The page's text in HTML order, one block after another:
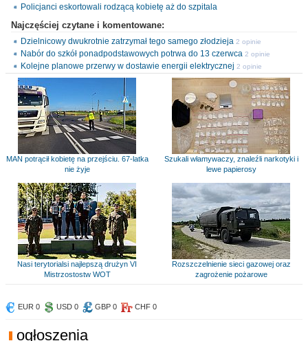
Policjanci eskortowali rodzącą kobietę aż do szpitala
Najczęściej czytane i komentowane:
Dzielnicowy dwukrotnie zatrzymał tego samego złodzieja 2 opinie
Nabór do szkół ponadpodstawowych potrwa do 13 czerwca 2 opinie
Kolejne planowe przerwy w dostawie energii elektrycznej 2 opinie
MAN potrącił kobietę na przejściu. 67-latka
nie żyje
Szukali włamywaczy, znaleźli narkotyki i
lewe papierosy
Nasi terytorialsi najlepszą drużyn VI
Mistrzostostw WOT
Rozszczelnienie sieci gazowej oraz
zagrożenie pożarowe
EUR 0 USD 0 GBP 0 CHF 0
ogłoszenia